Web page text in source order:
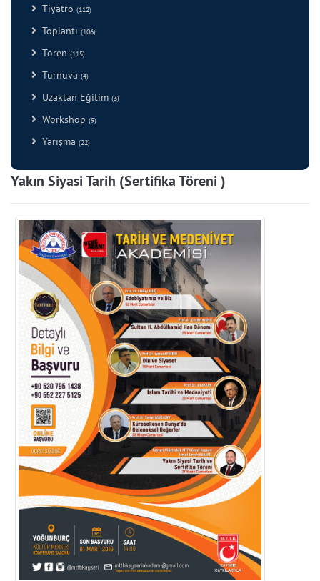
Tiyatro (112)
Toplantı (106)
Tören (115)
Turnuva (4)
Uzaktan Eğitim (3)
Workshop (9)
Yarışma (22)
Yakın Siyasi Tarih (Sertifika Töreni )